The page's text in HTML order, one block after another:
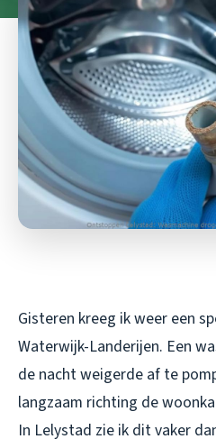
Gisteren kreeg ik weer een
Waterwijk-Landerijen. Een
de nacht weigerde af te
langzaam richting de
In Lelystad zie ik dit vaker